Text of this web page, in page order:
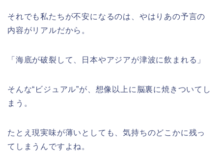
それでも私たちが不安になるのは、やはりあの予言の
内容がリアルだから。
「海底が破裂して、日本やアジアが津波に飲まれる」
そんな“ビジュアル”が、想像以上に脳裏に焼きついてし
まう。
たとえ現実味が薄いとしても、気持ちのどこかに残っ
てしまうんですよね。